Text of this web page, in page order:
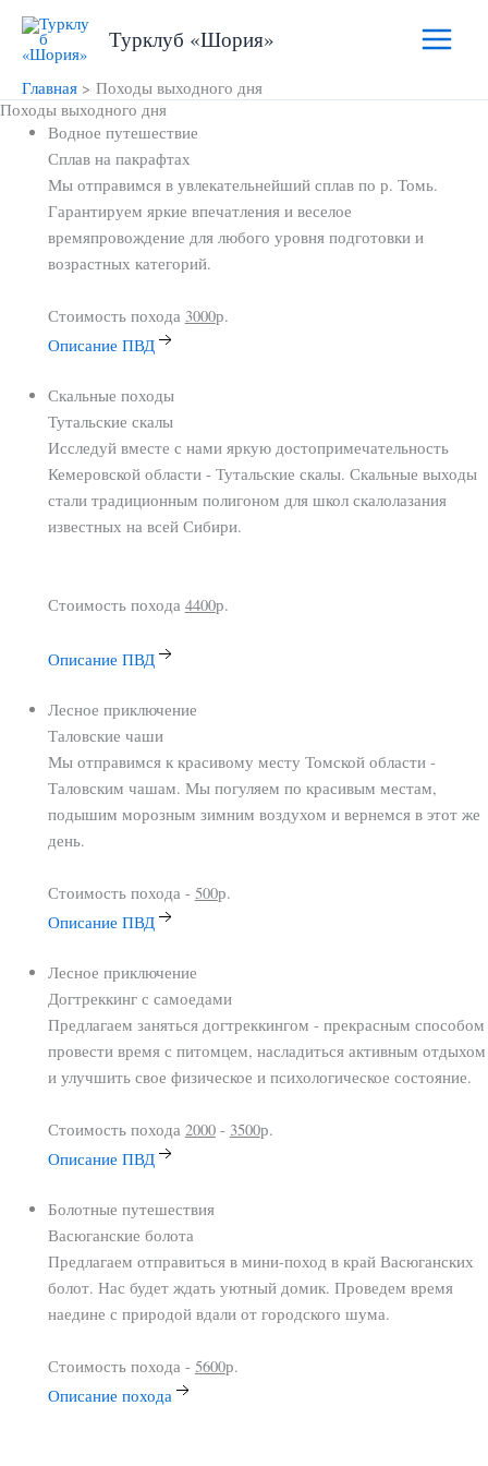
Перейти
содержимому
Турклуб «Шория»
Main
Главная
Походы выходного дня
Походы выходного дня
Водное путешествие
Сплавна пакрафтах
Мы отправимся в увлекательнейший сплав по р. Томь.
Гарантируем яркие впечатления и веселое
времяпровождение для любого уровня подготовки и
возрастных категорий.
Стоимость похода 3000р.
Описание ПВД
Скальные походы
Тутальские скалы
Исследуй вместе с нами яркую достопримечательность
Кемеровской области - Тутальские скалы. Скальные выходы
стали традиционным полигоном для школ скалолазания
известных на всей Сибири.
Стоимость похода 4400р.
Описание ПВД
Лесное приключение
Таловские чаши
Мы отправимся к красивому месту Томской области -
Таловским чашам. Мы погуляем по красивым местам,
подышим морозным зимним воздухом и вернемся в этот же
день.
Стоимость похода - 500р.
Описание ПВД
Лесное приключение
Догтреккингс самоедами
Предлагаем заняться догтреккингом - прекрасным способом
провести время с питомцем, насладиться активным отдыхом
и улучшить свое физическое и психологическое состояние.
Стоимость похода 2000- 3500р.
Описание ПВД
Болотные путешествия
Васюганские болота
Предлагаем отправиться в мини-поход в край Васюганских
болот. Нас будет ждать уютный домик. Проведем время
наедине с природой вдали от городского шума.
Стоимость похода - 5600р.
Описание похода